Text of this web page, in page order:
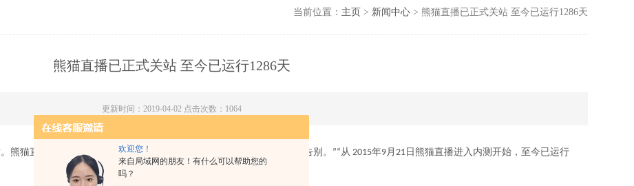
欢迎您！
来自局域网的朋友！有什么可以帮助您的
吗？
当前位置： 主页 > 新闻中心> 熊猫直播已正式关站 至今已运行1286天
熊猫直播已正式关站 至今已运行1286天
更新时间：2019-04-02 点击次数：1064
熊猫直播在公告中表示，“很遗憾作为熊猫守卫者，我们将正式与大家告别。”“从 2015年9月21日熊猫直播进入内测开始，至今已运行